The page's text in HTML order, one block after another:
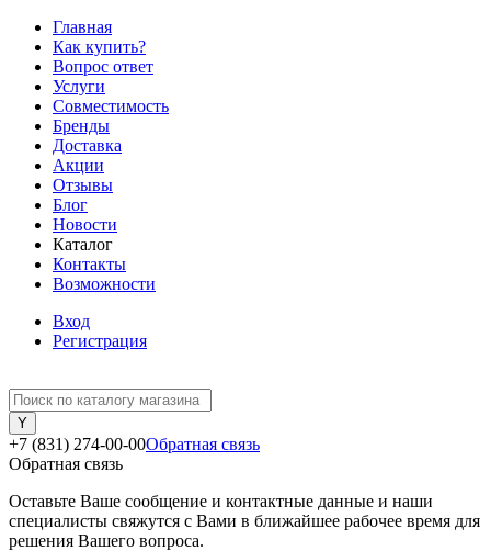
Главная
Как купить?
Вопрос ответ
Услуги
Совместимость
Бренды
Доставка
Акции
Отзывы
Блог
Новости
Каталог
Контакты
Возможности
Вход
Регистрация
+7 (831) 274-00-00Обратная связь
Обратная связь
Оставьте Ваше сообщение и контактные данные и наши
специалисты свяжутся с Вами в ближайшее рабочее время для
решения Вашего вопроса.